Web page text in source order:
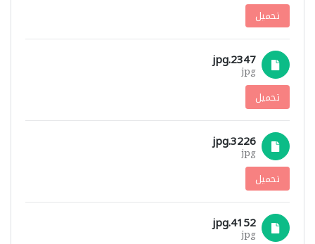
تحميل
2347.jpg
jpg
تحميل
3226.jpg
jpg
تحميل
4152.jpg
jpg